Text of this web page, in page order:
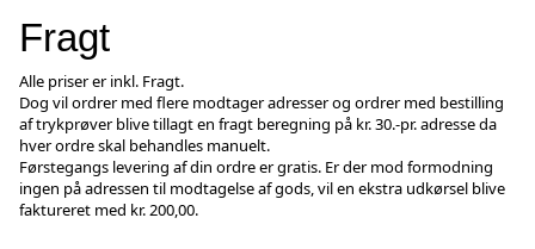
Fragt
Alle priser er inkl. Fragt.
Dog vil ordrer med flere modtager adresser og ordrer med bestilling
af trykprøver blive tillagt en fragt beregning på kr. 30.-pr. adresse da
hver ordre skal behandles manuelt.
Førstegangs levering af din ordre er gratis. Er der mod formodning
ingen på adressen til modtagelse af gods, vil en ekstra udkørsel blive
faktureret med kr. 200,00.